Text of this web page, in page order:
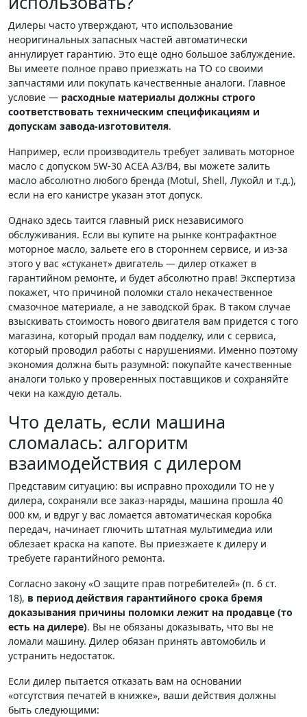
Дилеры часто утверждают, что использование
неоригинальных запасных частей автоматически
аннулирует гарантию. Это еще одно большое заблуждение.
Вы имеете полное право приезжать на ТО со своими
запчастями или покупать качественные аналоги. Главное
условие — расходные материалы должны строго
соответствовать техническим спецификациям и
допускам завода-изготовителя.
Например, если производитель требует заливать моторное
масло с допуском 5W-30 ACEA A3/B4, вы можете залить
масло абсолютно любого бренда (Motul, Shell, Лукойл и т.д.),
если на его канистре указан этот допуск.
Однако здесь таится главный риск независимого
обслуживания. Если вы купите на рынке контрафактное
моторное масло, зальете его в стороннем сервисе, и из-за
этого у вас «стуканет» двигатель — дилер откажет в
гарантийном ремонте, и будет абсолютно прав! Экспертиза
покажет, что причиной поломки стало некачественное
смазочное материале, а не заводской брак. В таком случае
взыскивать стоимость нового двигателя вам придется с того
магазина, который продал вам подделку, или с сервиса,
который проводил работы с нарушениями. Именно поэтому
экономия должна быть разумной: покупайте качественные
аналоги только у проверенных поставщиков и сохраняйте
чеки на каждую деталь.
Что делать, если машина
сломалась: алгоритм
взаимодействия с дилером
Представим ситуацию: вы исправно проходили ТО не у
дилера, сохраняли все заказ-наряды, машина прошла 40
000 км, и вдруг у вас ломается автоматическая коробка
передач, начинает глючить штатная мультимедиа или
облезает краска на капоте. Вы приезжаете к дилеру и
требуете гарантийного ремонта.
Согласно закону «О защите прав потребителей» (п. 6 ст.
18), в период действия гарантийного срока бремя
доказывания причины поломки лежит на продавце (то
есть на дилере). Вы не обязаны доказывать, что вы не
ломали машину. Дилер обязан принять автомобиль и
устранить недостаток.
Если дилер пытается отказать вам на основании
«отсутствия печатей в книжке», ваши действия должны
быть следующими: